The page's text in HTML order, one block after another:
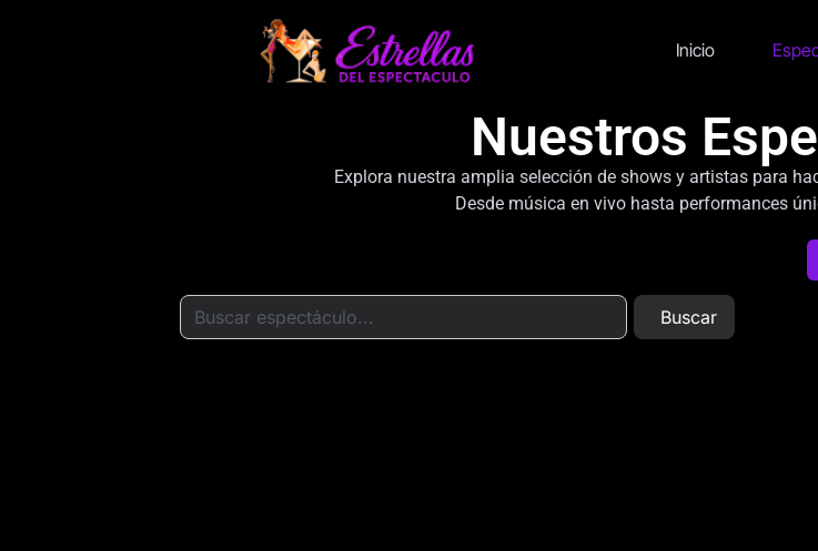
Inicio
Nuestros
Explora nuestra amplia selección de shows y artistas para
Desde música en vivo hasta performances
Buscar